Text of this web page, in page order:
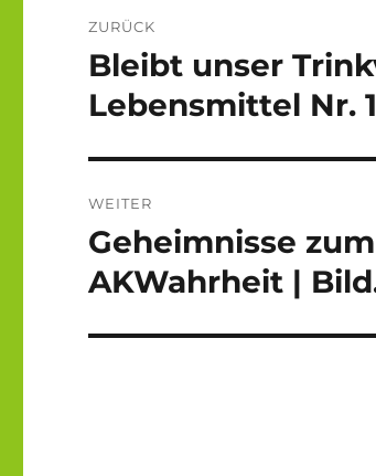
ZURÜCK
Vorheriger
Beitrag:
Bleibt unser
Lebensmittel Nr.
WEITER
Nächster
Beitrag:
Geheimnisse
AKWahrheit |